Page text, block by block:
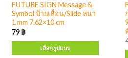
FUTURE SIGN Message &
Symbol ป้ายเลื่อน/Slide หนา
1 mm 7.62×10 cm
79 ฿
เลือกรูปแบบ